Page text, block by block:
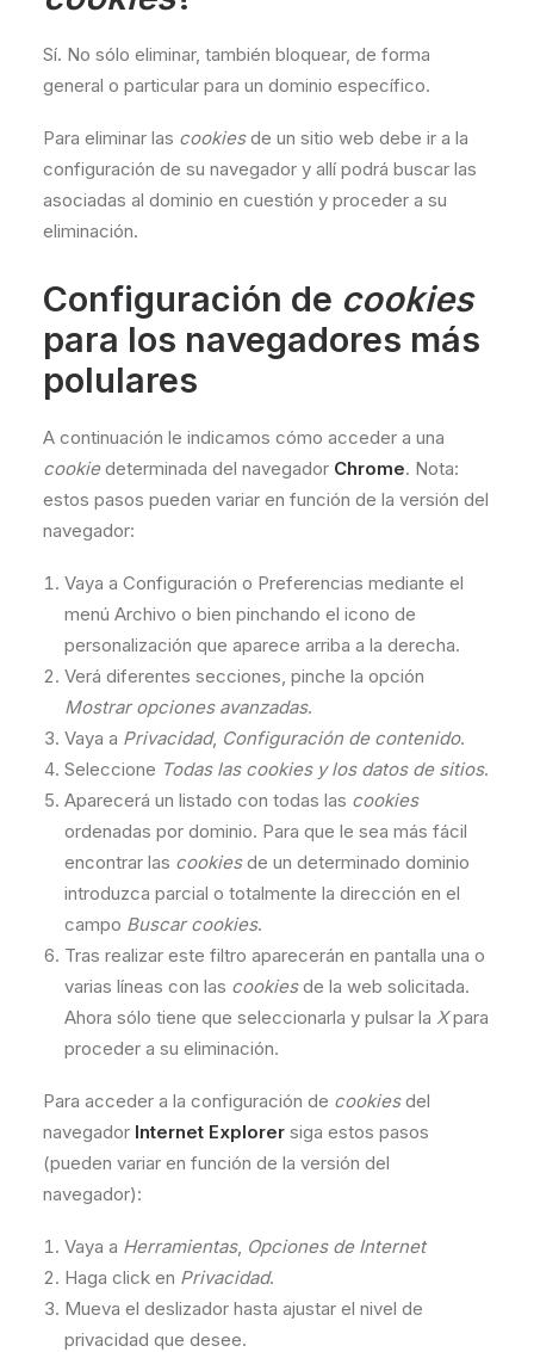
Sí. No sólo eliminar, también bloquear, de forma
general o particular para un dominio específico.
Para eliminar las cookiesde un sitio web debe ir a la
configuración de su navegador y allí podrá buscar las
asociadas al dominio en cuestión y proceder a su
eliminación.
Configuración de cookies
para los navegadores más
polulares
A continuación le indicamos cómo acceder a una
cookiedeterminada del navegador Chrome. Nota:
estos pasos pueden variar en función de la versión del
navegador:
Vaya a Configuración o Preferencias mediante el
menú Archivo o bien pinchando el icono de
personalización que aparece arriba a la derecha.
Verá diferentes secciones, pinche la opción
Mostrar opciones avanzadas.
Vaya a Privacidad, Configuración de contenido.
Seleccione Todas las cookiesy los datos de sitios.
Aparecerá un listado con todas las cookies
ordenadas por dominio. Para que le sea más fácil
encontrar las cookiesde un determinado dominio
introduzca parcial o totalmente la dirección en el
campo Buscar cookies.
Tras realizar este filtro aparecerán en pantalla una o
varias líneas con las cookiesde la web solicitada.
Ahora sólo tiene que seleccionarla y pulsar la Xpara
proceder a su eliminación.
Para acceder a la configuración de cookiesdel
navegador Internet Explorer siga estos pasos
(pueden variar en función de la versión del
navegador):
Vaya a Herramientas, Opciones de Internet
Haga click en Privacidad.
Mueva el deslizador hasta ajustar el nivel de
privacidad que desee.